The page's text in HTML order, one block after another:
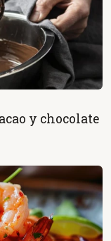
y chocolate